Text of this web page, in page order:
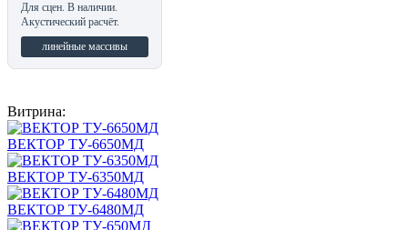
Для сцен. В наличии.
Акустический расчёт.
линейные массивы
Витрина:
ВЕКТОР ТУ-6650МД
ВЕКТОР ТУ-6350МД
ВЕКТОР ТУ-6480МД